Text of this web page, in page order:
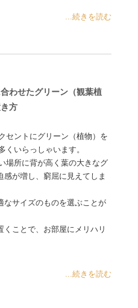
...続きを読む
わせたグリーン（観葉植
方
セントにグリーン（植物）を
くいらっしゃいます。
場所に背が高く葉の大きなグ
感が増し、窮屈に見えてしま
なサイズのものを選ぶことが
ことで、お部屋にメリハリ
...続きを読む